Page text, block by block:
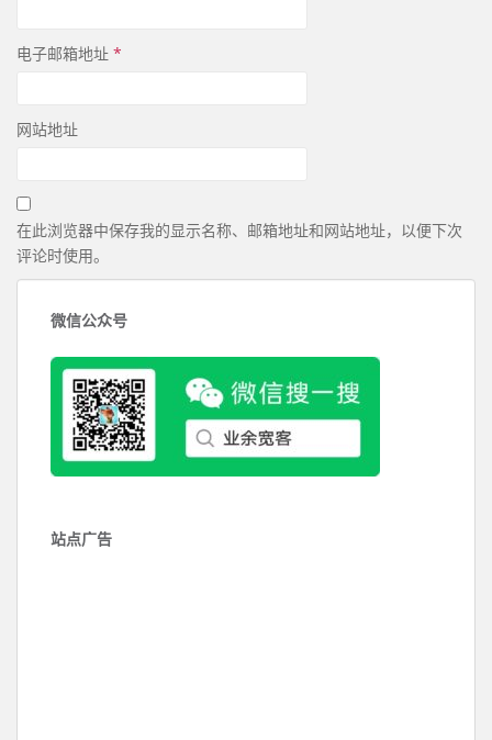
电子邮箱地址 *
网站地址
在此浏览器中保存我的显示名称、邮箱地址和网站地址，以便下次
评论时使用。
微信公众号
站点广告